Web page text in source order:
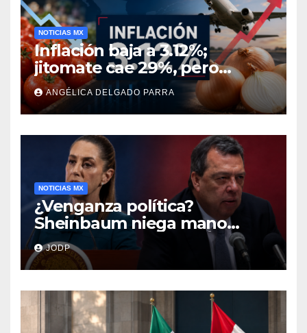
NOTICIAS MX
Inflación baja a 3.12%;
jitomate cae 29%, pero
cebolla y vuelos se
encarecen
ANGÉLICA DELGADO PARRA
NOTICIAS MX
¿Venganza política?
Sheinbaum niega mano
negra en captura de Ángel
Aguirre
JODP